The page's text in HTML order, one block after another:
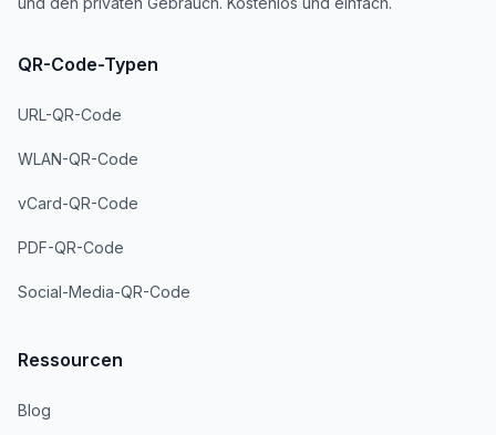
QR-Code-Typen
URL-QR-Code
WLAN-QR-Code
vCard-QR-Code
PDF-QR-Code
Social-Media-QR-Code
Ressourcen
Blog